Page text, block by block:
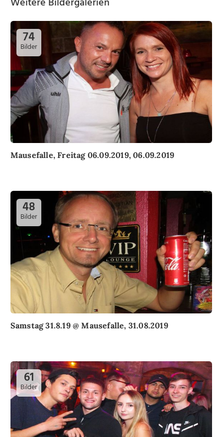
74
Bilder
Mausefalle, Freitag 06.09.2019, 06.09.2019
48
Bilder
Samstag 31.8.19 @ Mausefalle, 31.08.2019
61
Bilder